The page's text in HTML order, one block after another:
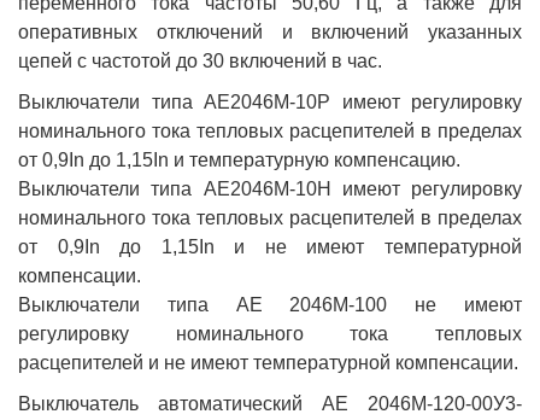
оперативных отключений и включений указанных
цепей с частотой до 30 включений в час.
Выключатели типа АЕ2046М-10Р имеют регулировку
номинального тока тепловых расцепителей в пределах
от 0,9In до 1,15In и температурную компенсацию.
Выключатели типа АЕ2046М-10Н имеют регулировку
номинального тока тепловых расцепителей в пределах
от 0,9In до 1,15In и не имеют температурной
компенсации.
Выключатели типа АЕ 2046М-100 не имеют
регулировку номинального тока тепловых
расцепителей и не имеют температурной компенсации.
Выключатель автоматический АЕ 2046М-120-00У3-